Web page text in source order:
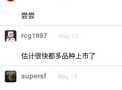
尝尝
rcg1997 May 13
估计很快都多品种上市了
supersf May 13